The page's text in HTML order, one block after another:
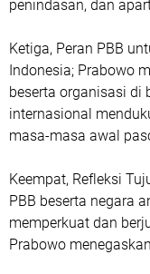
penindasan, dan
Ketiga, Peran PBB
Indonesia; Prabowo
beserta organisasi di
internasional
masa-masa awal
Keempat, Refleksi
PBB beserta negara
memperkuat dan
Prabowo